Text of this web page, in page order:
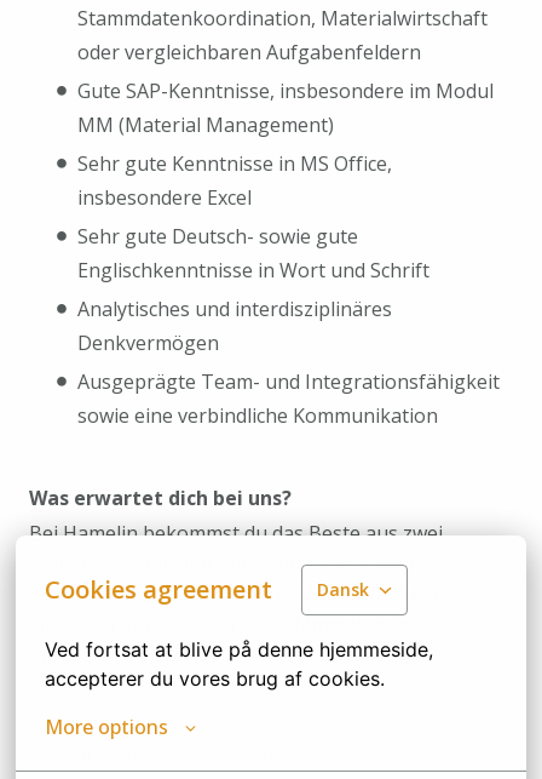
Cookies agreement Dansk
Ved fortsat at blive på denne hjemmeside,
accepterer du vores brug af cookies.
More options
Stammdatenkoordination, Materialwirtschaft
oder vergleichbaren Aufgabenfeldern
Gute SAP-Kenntnisse, insbesondere im Modul
MM (Material Management)
Sehr gute Kenntnisse in MS Office,
insbesondere Excel
Sehr gute Deutsch- sowie gute
Englischkenntnisse in Wort und Schrift
Analytisches und interdisziplinäres
Denkvermögen
Ausgeprägte Team- und Integrationsfähigkeit
sowie eine verbindliche Kommunikation
Was erwartet dich bei uns?
Bei Hamelin bekommst du das Beste aus zwei
Welten: die Stabilität eines internationalen
Unternehmens – und gleichzeitig kurze Wege,
direkte Ansprache und echte Mitgestaltung wie im
Mittelstand. Wir arbeiten offen zusammen, sagen
Dinge klar und lernen auch aus Fehlern.